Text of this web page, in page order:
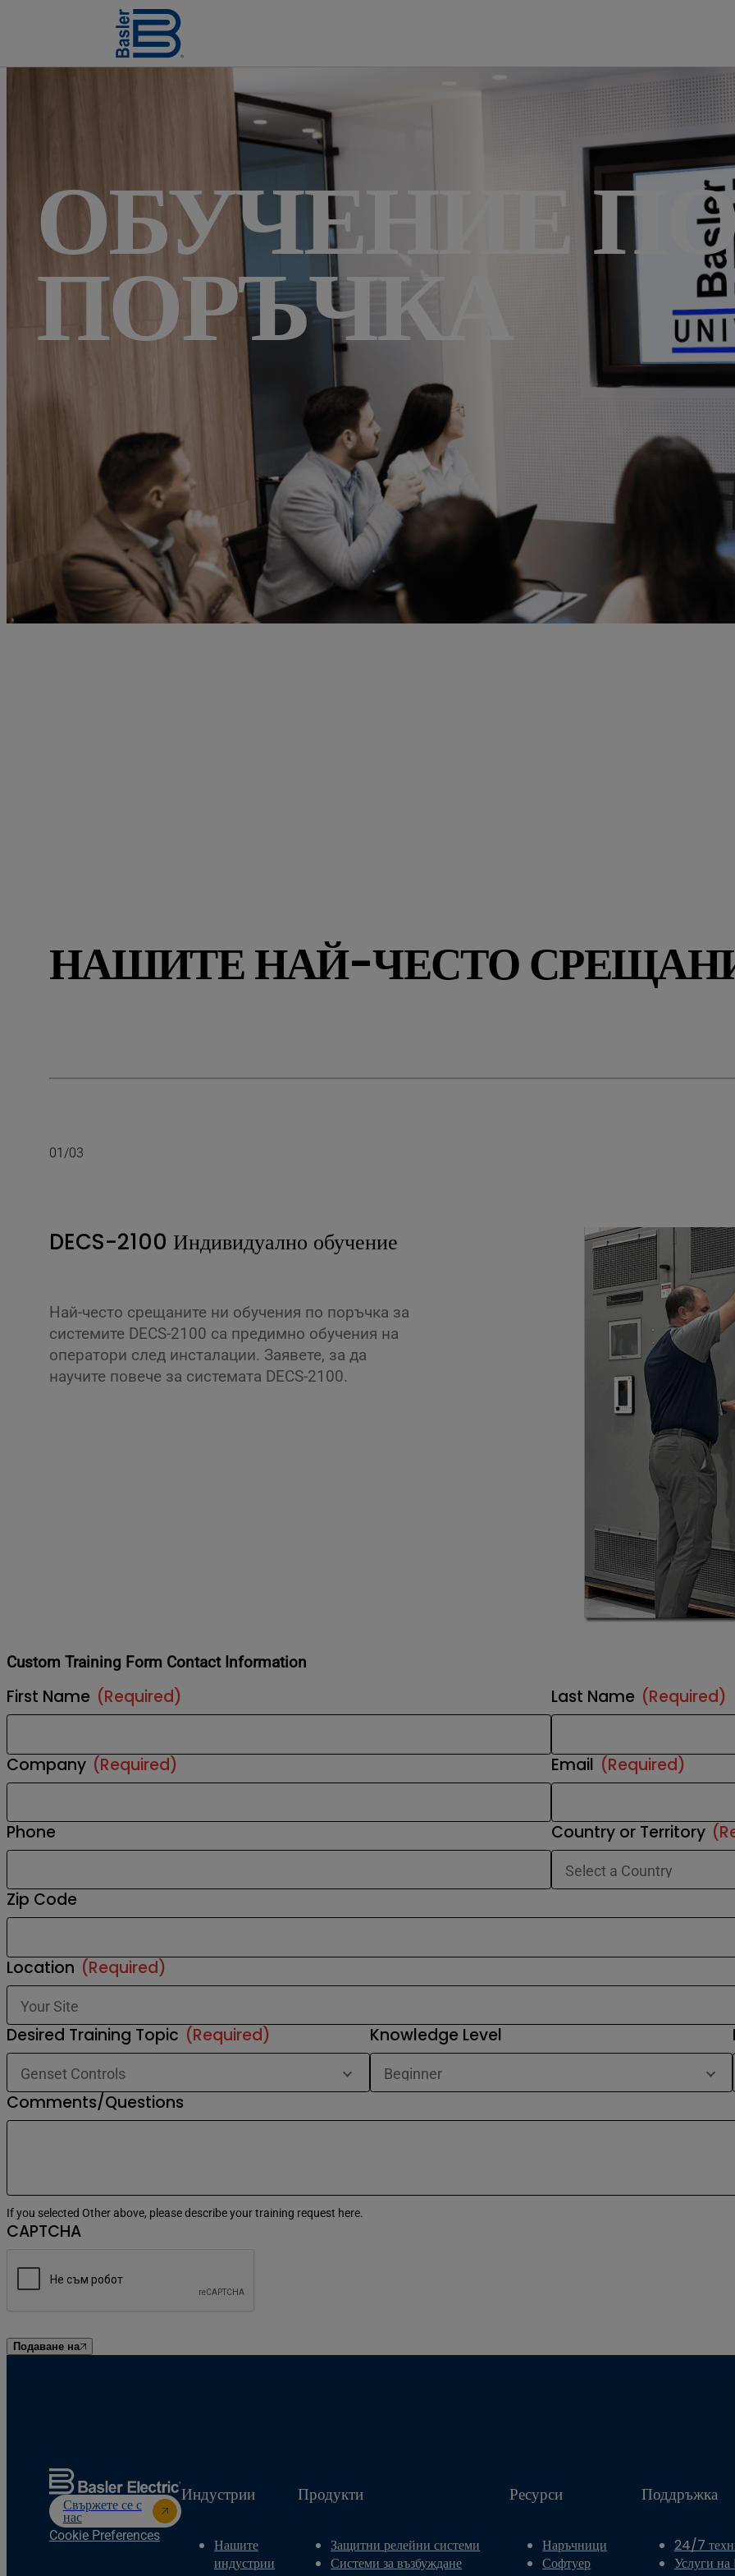
ОБУЧЕНИЕ
ПОРЪЧКА
НАШИТЕ НАЙ-ЧЕСТО
01 /03
DECS-2100 Индивидуално обучение
Най-често срещаните ни обучения по поръчка за
системите DECS-2100 са предимно обучения на
оператори след инсталации. Заявете, за да
научите повече за системата DECS-2100.
Custom Training Form Contact Information
First Name (Required) Last Name (Required)
Company (Required) Email (Required)
Phone Country or Territory
Zip Code
Location (Required)
Desired Training Topic (Required) Knowledge Level
Comments/Questions
If you selected Other above, please describe your training request here.
CAPTCHA
Подаване на
Свържете се с
нас
Cookie Preferences
Индустрии
Нашите
индустрии
Продукти
Защитни релейни системи
Системи за възбуждане
Ресурси
Наръчници
Софтуер
Поддръжка
24/7
Услуги